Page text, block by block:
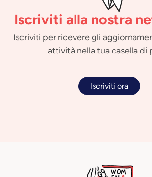
Iscriviti alla nostra
Iscriviti per ricevere gli
attività nella tua casella di
Iscriviti ora